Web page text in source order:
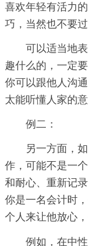
喜欢年轻有活力
巧，当然也不要
可以适当地
趣什么的，一定
你可以跟他人沟
太能听懂人家的
例二：
另一方面，
作，可能不是一
和耐心、重新记
你是一名会计时
个人来让他放心
例如，在中